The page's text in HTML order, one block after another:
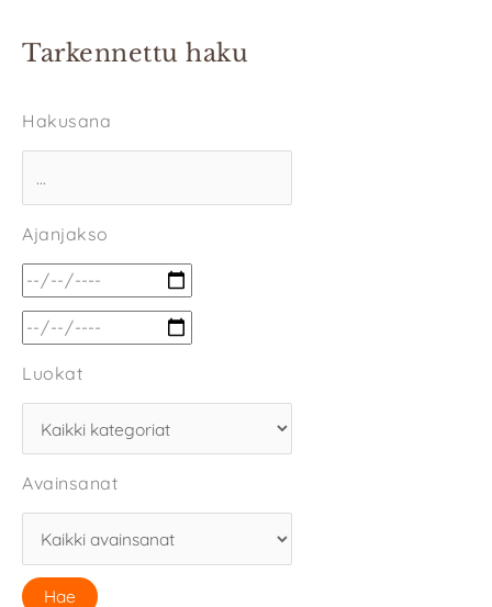
Tarkennettu haku
Hakusana
Ajanjakso
Luokat
Avainsanat